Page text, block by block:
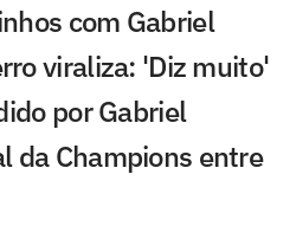
com Gabriel
viraliza: 'Diz muito'
por Gabriel
da Champions entre